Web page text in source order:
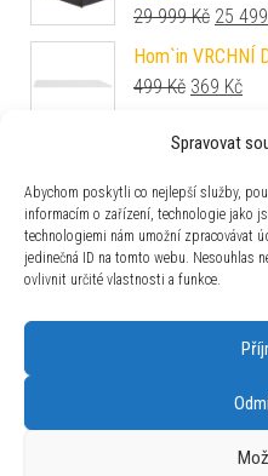
Spravovat
Abychom poskytli co nejlepší služby,
informacím o zařízení, technologie jako
technologiemi nám umožní zpracovávat
jedinečná ID na tomto webu. Nesouhlas
ovlivnit určité vlastnosti a funkce.
29 999Kč 25 499
Hom`in VRCHNÍ
499Kč Původní
369 Kč
Carryhome
vlašských ořechů
999KčPůvodní
739Kč
Roba PSACÍ
6 199KčPůvodní
5 269
s.r.o. Chodovská